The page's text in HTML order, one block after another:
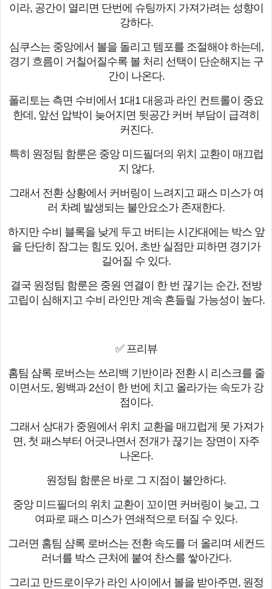
이라, 공간이 열리면 단번에 슈팅까지 가져가려는 성향이
강하다.
심쿠스는 중앙에서 볼을 돌리고 템포를 조절해야 하는데,
경기 흐름이 거칠어질수록 볼 처리 선택이 단순해지는 구
간이 나온다.
폴리토는 측면 수비에서 1대1 대응과 라인 컨트롤이 중요
한데, 앞선 압박이 늦어지면 뒷공간 커버 부담이 급격히
커진다.
특히 원정팀 함룬은 중앙 미드필더의 위치 교환이 매끄럽
지 않다.
그래서 전환 상황에서 커버링이 느려지고 패스 미스가 여
러 차례 발생되는 불안요소가 존재한다.
하지만 수비 블록을 낮게 두고 버티는 시간대에는 박스 앞
을 단단히 잠그는 힘도 있어, 초반 실점만 피하면 경기가
길어질 수 있다.
결국 원정팀 함룬은 중원 연결이 한 번 끊기는 순간, 전방
고립이 심해지고 수비 라인만 계속 흔들릴 가능성이 높다.
✅ 프리뷰
홈팀 샴록 로버스는 쓰리백 기반이라 전환 시 리스크를 줄
이면서도, 윙백과 2선이 한 번에 치고 올라가는 속도가 강
점이다.
그래서 상대가 중원에서 위치 교환을 매끄럽게 못 가져가
면, 첫 패스부터 어긋나면서 전개가 끊기는 장면이 자주
나온다.
원정팀 함룬은 바로 그 지점이 불안하다.
중앙 미드필더의 위치 교환이 꼬이면 커버링이 늦고, 그
여파로 패스 미스가 연쇄적으로 터질 수 있다.
그러면 홈팀 샴록 로버스는 전환 속도를 더 올리며 세컨드
러너를 박스 근처에 붙여 찬스를 쌓아간다.
그리고 만드로이우가 라인 사이에서 볼을 받아주면, 원정